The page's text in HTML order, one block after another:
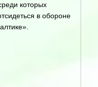
которых
в обороне